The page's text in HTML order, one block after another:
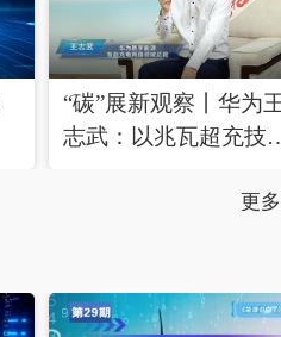
“碳”展新观察丨华为
志武：以兆瓦超充技
更多